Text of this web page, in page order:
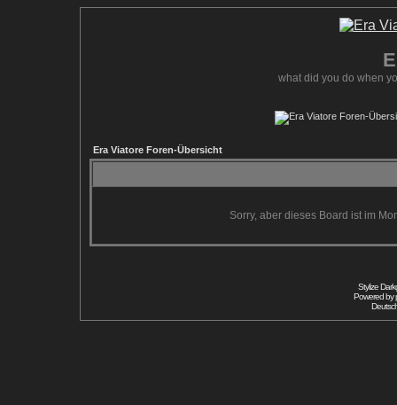
what did you do when
Era Viatore Foren-Übersicht
Sorry, aber dieses Board ist im
Stylize
Powered by